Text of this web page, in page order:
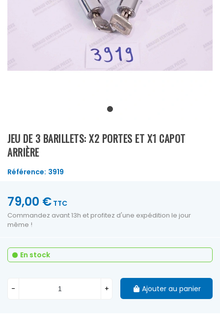
JEU DE 3 BARILLETS: X2 PORTES ET X1 CAPOT
ARRIÈRE
Référence: 3919
79,00 € TTC
Commandez avant 13h et profitez d'une expédition le jour
même !
En stock
- + Ajouter au panier